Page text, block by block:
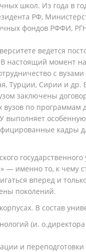
школ. Из года в
РФ,
фондов РФФИ,
ведется
В настоящий момент
с
Турции, Сирии и др.
заключены
вузов по программам
выполняет
кадры
государственного
— именно то, к чему
вперед и
поколений.
В состав
(и.
и